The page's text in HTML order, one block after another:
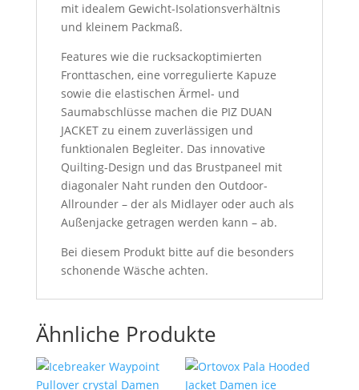
mit idealem Gewicht-Isolationsverhältnis
und kleinem Packmaß.
Features wie die rucksackoptimierten
Fronttaschen, eine vorregulierte Kapuze
sowie die elastischen Ärmel- und
Saumabschlüsse machen die PIZ DUAN
JACKET zu einem zuverlässigen und
funktionalen Begleiter. Das innovative
Quilting-Design und das Brustpaneel mit
diagonaler Naht runden den Outdoor-
Allrounder – der als Midlayer oder auch als
Außenjacke getragen werden kann – ab.
Bei diesem Produkt bitte auf die besonders
schonende Wäsche achten.
Ähnliche Produkte